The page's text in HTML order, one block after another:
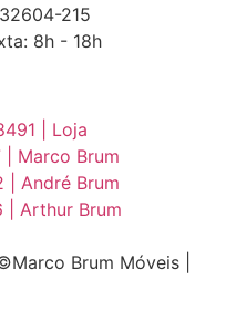
215
8h - 18h
| Loja
| Marco Brum
| André Brum
| Arthur Brum
Brum Móveis |